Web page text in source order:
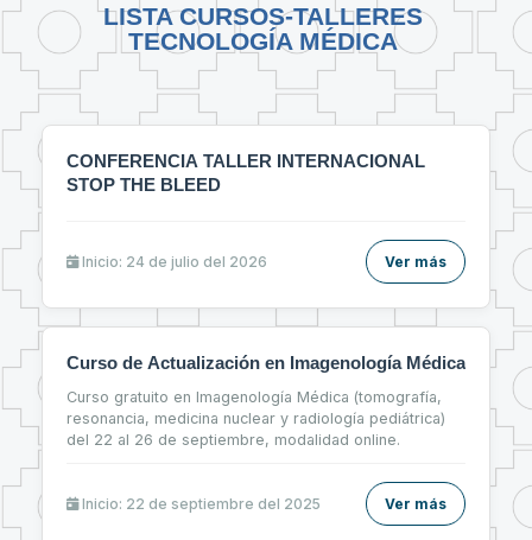
LISTA CURSOS-TALLERES
TECNOLOGÍA MÉDICA
CONFERENCIA TALLER INTERNACIONAL
STOP THE BLEED
Inicio: 24 de julio del 2026 Ver más
Curso de Actualización en Imagenología Médica
Curso gratuito en Imagenología Médica (tomografía,
resonancia, medicina nuclear y radiología pediátrica)
del 22 al 26 de septiembre, modalidad online.
Inicio: 22 de septiembre del 2025 Ver más